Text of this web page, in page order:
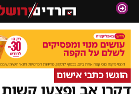
הוגשו כתבי אישום
דקרו אב ופצעו